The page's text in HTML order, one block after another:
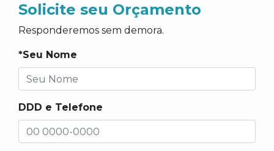
Solicite seu Orçamento
Responderemos sem demora.
*Seu Nome
DDD e Telefone